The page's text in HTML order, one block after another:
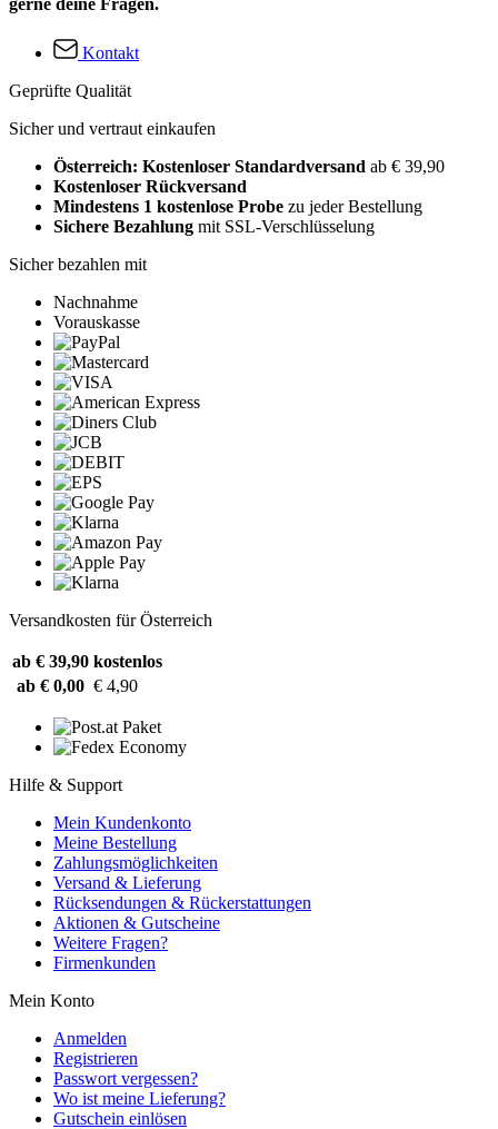
gerne deine Fragen.
Kontakt
Geprüfte Qualität
Sicher und vertraut einkaufen
Österreich: Kostenloser Standardversand ab € 39,90
Kostenloser Rückversand
Mindestens 1 kostenlose Probe zu jeder Bestellung
Sichere Bezahlung mit SSL-Verschlüsselung
Sicher bezahlen mit
Nachnahme
Vorauskasse
Versandkosten für Österreich
ab € 39,90 kostenlos
ab € 0,00 € 4,90
Hilfe & Support
Mein Kundenkonto
Meine Bestellung
Zahlungsmöglichkeiten
Versand & Lieferung
Rücksendungen & Rückerstattungen
Aktionen & Gutscheine
Weitere Fragen?
Firmenkunden
Mein Konto
Anmelden
Registrieren
Passwort vergessen?
Wo ist meine Lieferung?
Gutschein einlösen